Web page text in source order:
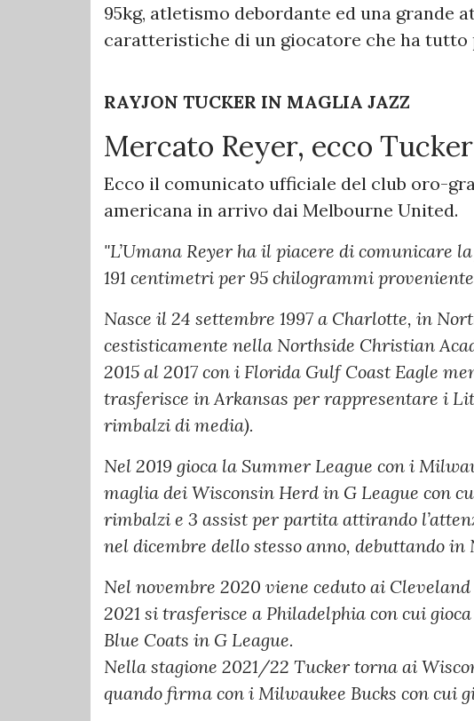
95kg, atletismo debordante ed una grande
caratteristiche di un giocatore che ha tutto
RAYJON TUCKER IN MAGLIA JAZZ
Mercato Reyer, ecco
Ecco il comunicato ufficiale del club oro-
americana in arrivo dai Melbourne United.
"L’Umana Reyer ha il piacere di comunicare
191 centimetri per 95 chilogrammi
Nasce il 24 settembre 1997 a Charlotte, in
cestisticamente nella Northside Christian
2015 al 2017 con i Florida Gulf Coast Eagle
trasferisce in Arkansas per rappresentare i
rimbalzi di media).
Nel 2019 gioca la Summer League con i
maglia dei Wisconsin Herd in G League con
rimbalzi e 3 assist per partita attirando
nel dicembre dello stesso anno, debuttando in
Nel novembre 2020 viene ceduto ai
2021 si trasferisce a Philadelphia con cui
Blue Coats in G League.
Nella stagione 2021/22 Tucker torna ai
quando firma con i Milwaukee Bucks con cui